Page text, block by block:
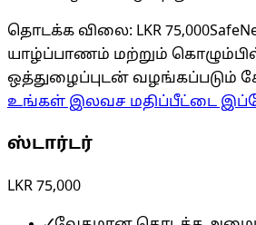
தொடக்க விலை: LKR 75,000
யாழ்ப்பாணம் மற்றும் கொழும்பில்
ஒத்துழைப்புடன் வழங்கப்படும்
உங்கள் இலவச மதிப்பீட்டை
ஸ்டார்டர்
LKR 75,000